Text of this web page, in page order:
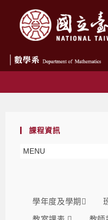
課程資訊
MENU
學年度及學期